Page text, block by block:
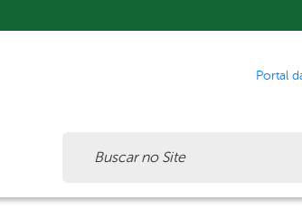
Portal